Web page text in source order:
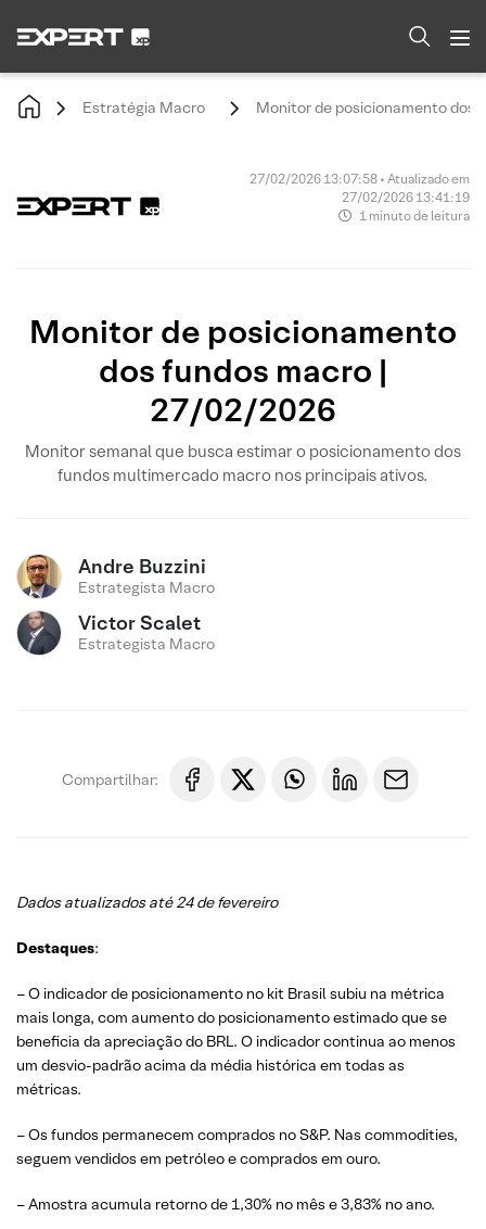
Estratégia Macro Monitor de posicionamento dos
27/02/2026 13:07:58 • Atualizado em
27/02/2026 13:41:19
1 minuto de leitura
Monitor de posicionamento
dos fundos macro |
27/02/2026
Monitor semanal que busca estimar o posicionamento dos
fundos multimercado macro nos principais ativos.
Andre Buzzini
Estrategista Macro
Victor Scalet
Estrategista Macro
Compartilhar:
Dados atualizados até 24 de fevereiro
Destaques:
– O indicador de posicionamento no kit Brasil subiu na métrica
mais longa, com aumento do posicionamento estimado que se
beneficia da apreciação do BRL. O indicador continua ao menos
um desvio-padrão acima da média histórica em todas as
métricas.
– Os fundos permanecem comprados no S&P. Nas commodities,
seguem vendidos em petróleo e comprados em ouro.
– Amostra acumula retorno de 1,30% no mês e 3,83% no ano.